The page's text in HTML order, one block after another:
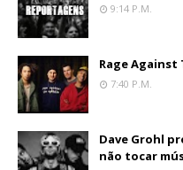
9:14 P.m.
Rage Against
7:40 P.m.
Dave Grohl
não tocar